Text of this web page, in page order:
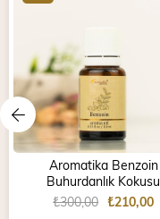
Aromatika Benzoin
Buhurdanlık Kokusu
₺210,00
₺300,00